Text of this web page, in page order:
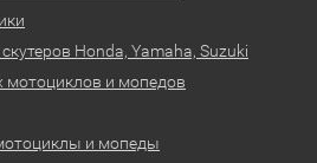
Honda, Yamaha, Suzuki
мотоциклов и мопедов
и мопеды